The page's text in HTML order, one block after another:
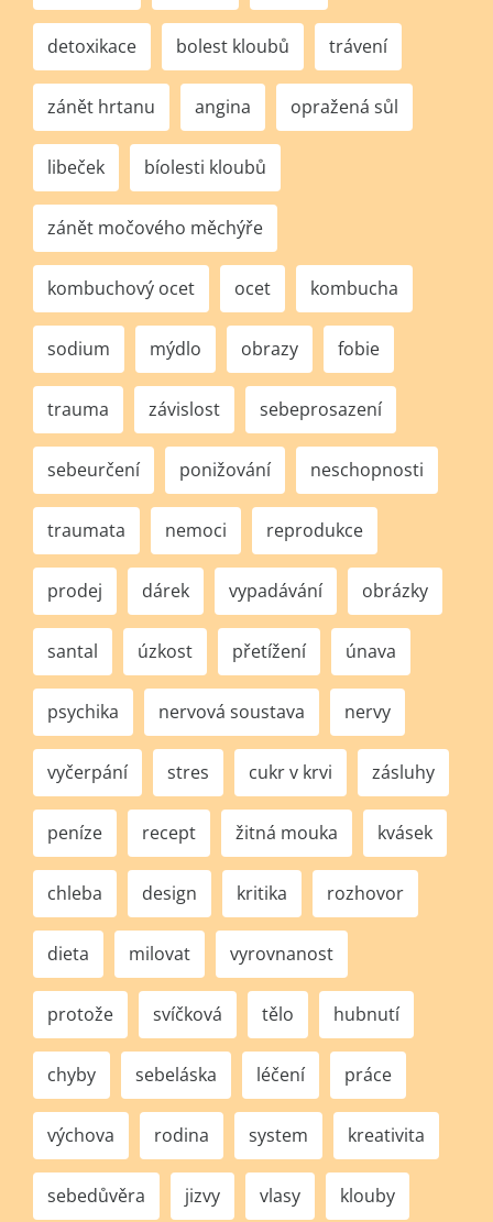
detoxikace bolest kloubů trávení
zánět hrtanu angina opražená sůl
libeček bíolesti kloubů
zánět močového měchýře
kombuchový ocet ocet kombucha
sodium mýdlo obrazy fobie
trauma závislost sebeprosazení
sebeurčení ponižování neschopnosti
traumata nemoci reprodukce
prodej dárek vypadávání obrázky
santal úzkost přetížení únava
psychika nervová soustava nervy
vyčerpání stres cukr v krvi zásluhy
peníze recept žitná mouka kvásek
chleba design kritika rozhovor
dieta milovat vyrovnanost
protože svíčková tělo hubnutí
chyby sebeláska léčení práce
výchova rodina system kreativita
sebedůvěra jizvy vlasy klouby